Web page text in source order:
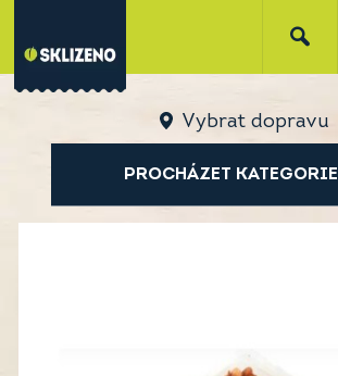
Vybrat dopravu
PROCHÁZET KATEGORIE